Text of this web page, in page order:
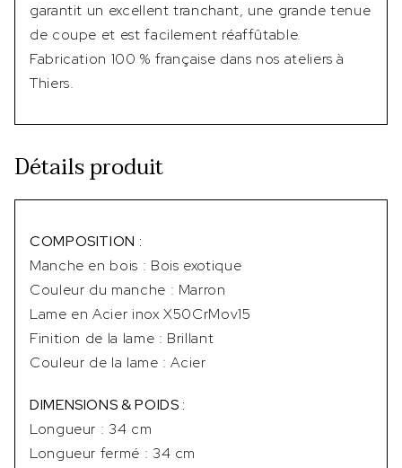
garantit un excellent tranchant, une grande tenue
de coupe et est facilement réaffûtable.
Fabrication 100 % française dans nos ateliers à
Thiers.
Détails produit
COMPOSITION :
Manche en bois : Bois exotique
Couleur du manche : Marron
Lame en Acier inox X50CrMov15
Finition de la lame : Brillant
Couleur de la lame : Acier
DIMENSIONS & POIDS :
Longueur : 34 cm
Longueur fermé : 34 cm